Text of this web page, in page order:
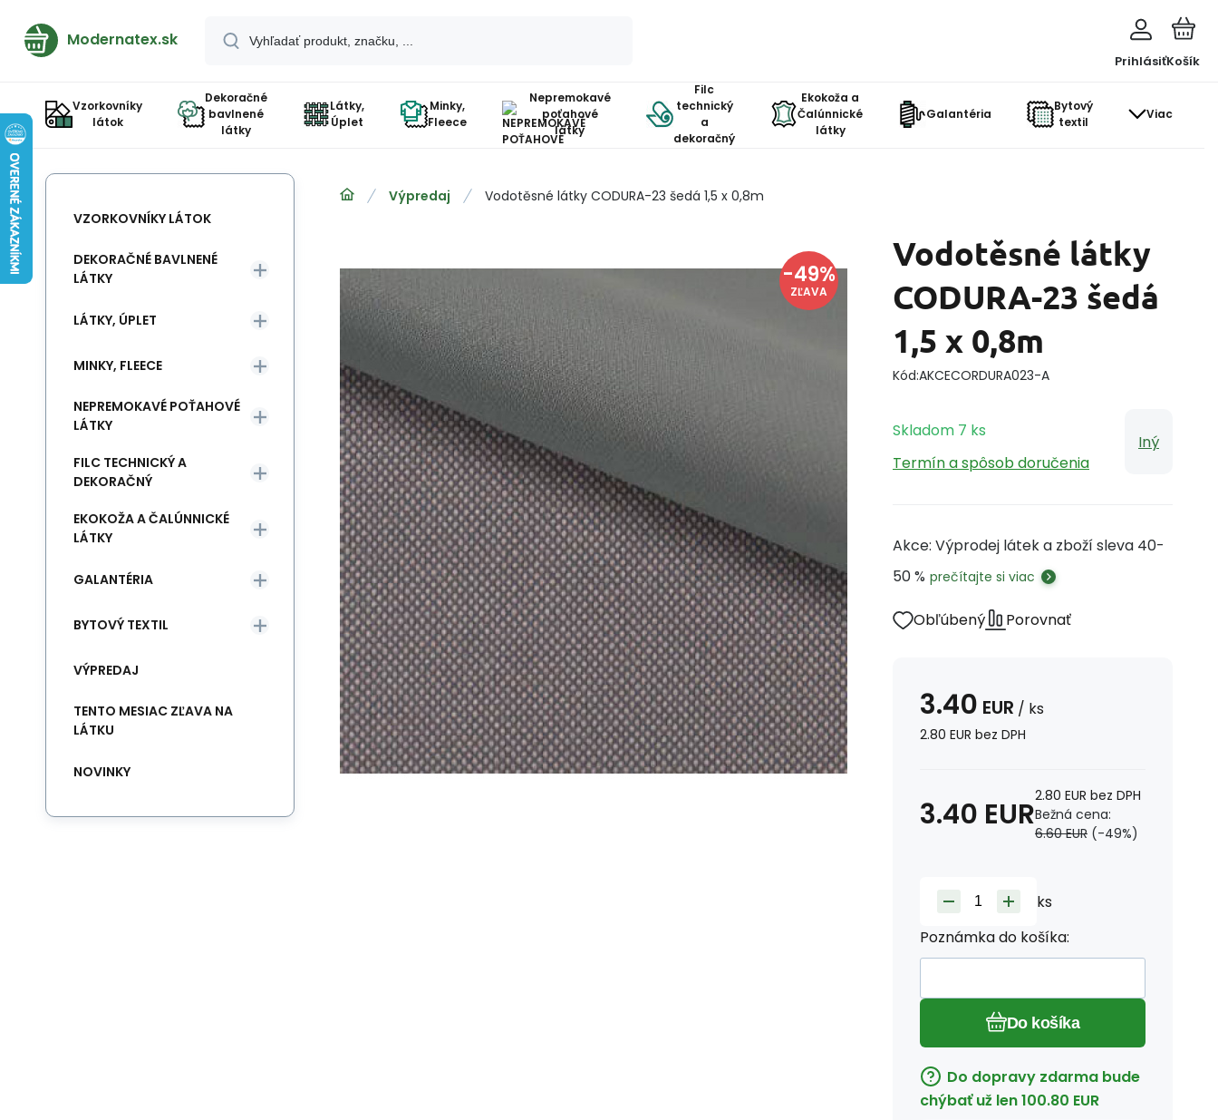
Modernatex.sk
PrihlásiťKošík
Vzorkovníky
látok
Dekoračné
bavlnené
látky
Látky,
Úplet
Minky,
Fleece
Nepremokavé
poťahové
látky
Filc
technický
a
dekoračný
Ekokoža a
Čalúnnické
látky
Galantéria
Bytový
textil
Viac
Výpredaj Vodotěsné látky CODURA-23 šedá 1,5 x 0,8m
-49%
ZĽAVA
Vodotěsné látky
CODURA-23 šedá
1,5 x 0,8m
Kód:AKCECORDURA023-A
Skladom 7 ks
Termín a spôsob doručenia
Iný
Akce: Výprodej látek a zboží sleva 40-
50 % prečítajte si viac
Obľúbený Porovnať
3.40 EUR / ks
2.80 EUR bez DPH
3.40 EUR2.80 EUR bez DPH
Bežná cena:
6.60 EUR (-49%)
ks
Poznámka do košíka:
Do košíka
Do dopravy zdarma bude
chýbať už len100.80 EUR
VZORKOVNÍKY LÁTOK
DEKORAČNÉ BAVLNENÉ
LÁTKY
LÁTKY, ÚPLET
MINKY, FLEECE
NEPREMOKAVÉ POŤAHOVÉ
LÁTKY
FILC TECHNICKÝ A
DEKORAČNÝ
EKOKOŽA A ČALÚNNICKÉ
LÁTKY
GALANTÉRIA
BYTOVÝ TEXTIL
VÝPREDAJ
TENTO MESIAC ZĽAVA NA
LÁTKU
NOVINKY